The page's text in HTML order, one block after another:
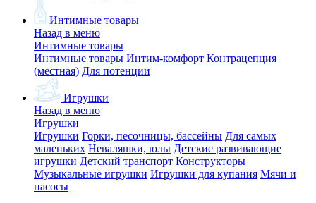
Интимные товары
Назад в меню
Интимные товары
Интимные товары Интим-комфорт Контрацепция
(местная) Для потенции
Игрушки
Назад в меню
Игрушки
Игрушки Горки, песочницы, бассейны Для самых
маленьких Неваляшки, юлы Детские развивающие
игрушки Детский транспорт Конструкторы
Музыкальные игрушки Игрушки для купания Мячи и
насосы